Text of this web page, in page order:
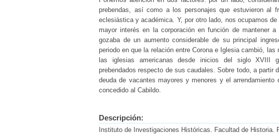
prebendas, así como a los personajes que estuvieron al
eclesiástica y académica. Y, por otro lado, nos ocupamos
mayor interés en la corporación en función de mantener
gozaba de un aumento considerable de su principal
periodo en que la relación entre Corona e Iglesia cambió,
las iglesias americanas desde inicios del siglo XVIII
prebendados respecto de sus caudales. Sobre todo, a partir
deuda de vacantes mayores y menores y el
concedido al Cabildo.
Descripción:
Instituto de Investigaciones Históricas. Facultad de